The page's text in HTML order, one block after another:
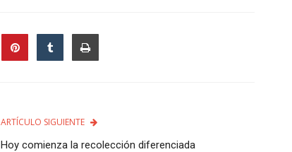
ARTÍCULO SIGUIENTE
Hoy comienza la recolección diferenciada